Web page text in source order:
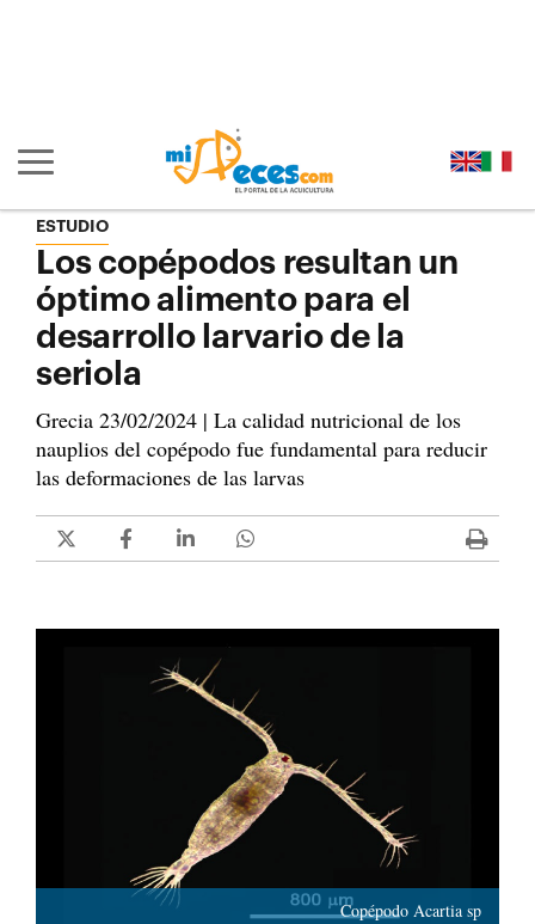
Mostrar/ocultar navegación principal
ESTUDIO
Los copépodos resultan un
óptimo alimento para el
desarrollo larvario de la
seriola
Grecia 23/02/2024 | La calidad nutricional de los
nauplios del copépodo fue fundamental para reducir
las deformaciones de las larvas
Copépodo Acartia sp